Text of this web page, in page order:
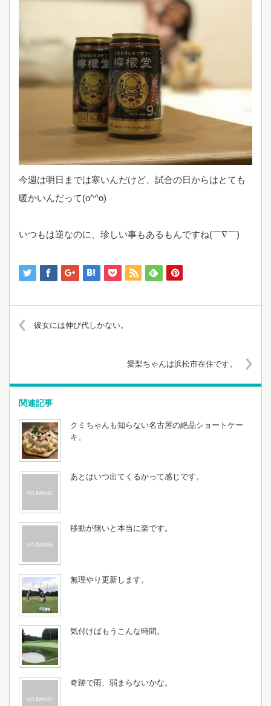
今週は明日までは寒いんだけど、試合の日からはとても
暖かいんだって(o^^o)
いつもは逆なのに、珍しい事もあるもんですね(￣∇￣)
彼女には伸び代しかない。
愛梨ちゃんは浜松市在住です。
関連記事
クミちゃんも知らない名古屋の絶品ショートケー
キ。
あとはいつ出てくるかって感じです。
移動が無いと本当に楽です。
無理やり更新します。
気付けばもうこんな時間。
奇跡で雨、弱まらないかな。